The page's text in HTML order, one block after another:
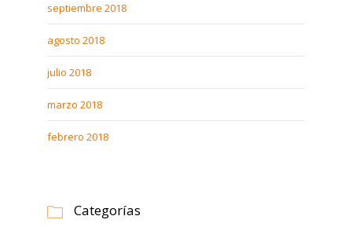
septiembre 2018
agosto 2018
julio 2018
marzo 2018
febrero 2018
 Categorías